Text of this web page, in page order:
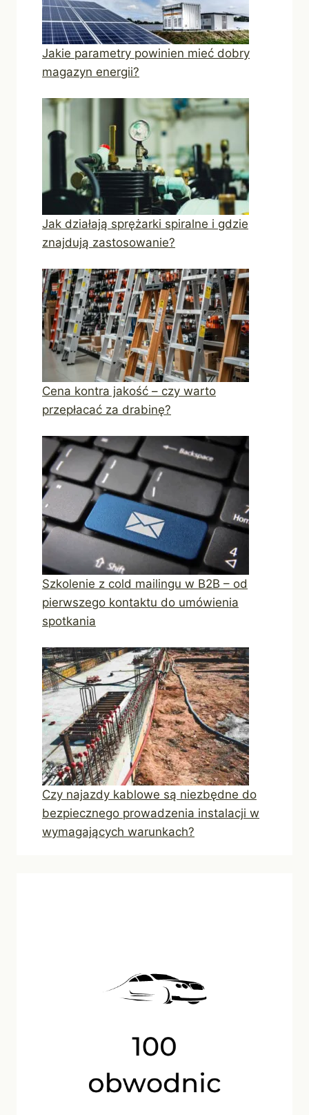
Jakie parametry powinien mieć dobry
magazyn energii?
Jak działają sprężarki spiralne i gdzie
znajdują zastosowanie?
Cena kontra jakość – czy warto
przepłacać za drabinę?
Szkolenie z cold mailingu w B2B – od
pierwszego kontaktu do umówienia
spotkania
Czy najazdy kablowe są niezbędne do
bezpiecznego prowadzenia instalacji w
wymagających warunkach?